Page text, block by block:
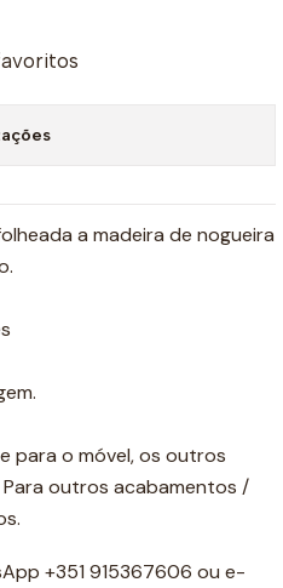
a madeira de nogueira
para o móvel, os outros
outros acabamentos /
+351 915367606 ou e-